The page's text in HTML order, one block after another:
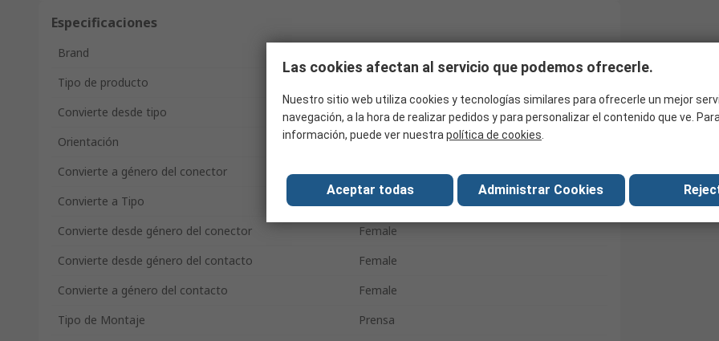
Especificaciones
Brand
Tipo de producto
Convierte desde tipo
D-Sub de 9 vías
Orientación
Straight
Convierte a género del conector
Female
Convierte a Tipo
Convierte desde género del conector
Female
Convierte desde género del contacto
Female
Convierte a género del contacto
Female
Tipo de Montaje
Prensa
Las cookies afectan al servicio que podemos ofrecerle.
Nuestro sitio web utiliza cookies y tecnologías similares para ofrecerle un mejor
navegación, a la hora de realizar pedidos y para personalizar el contenido que ve.
información, puede ver nuestra política de cookies
Aceptar todas Administrar Cookies